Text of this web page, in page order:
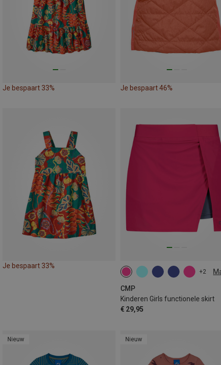
Je bespaart 33% Je bespaart 46%
Je bespaart 33%
+2
CMP
Kinderen Girls functionele skirt
€ 29,95
110 140 152 164
Nieuw Nieuw